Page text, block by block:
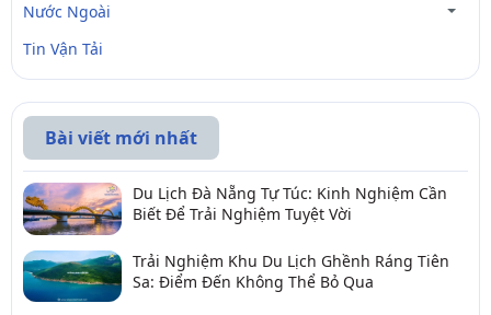
Nước Ngoài
Tin Vận Tải
Bài viết mới nhất
Du Lịch Đà Nẵng Tự Túc: Kinh Nghiệm Cần
Biết Để Trải Nghiệm Tuyệt Vời
Trải Nghiệm Khu Du Lịch Ghềnh Ráng Tiên
Sa: Điểm Đến Không Thể Bỏ Qua